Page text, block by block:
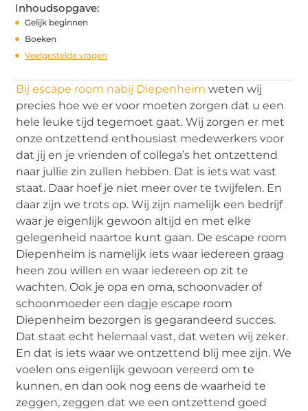
Inhoudsopgave:
Gelijk beginnen
Boeken
Veelgestelde vragen
Bij escape room nabij Diepenheimweten wij
precies hoe we er voor moeten zorgen dat u een
hele leuke tijd tegemoet gaat. Wij zorgen er met
onze ontzettend enthousiast medewerkers voor
dat jij en je vrienden of collega’s het ontzettend
naar jullie zin zullen hebben. Dat is iets wat vast
staat. Daar hoef je niet meer over te twijfelen. En
daar zijn we trots op. Wij zijn namelijk een bedrijf
waar je eigenlijk gewoon altijd en met elke
gelegenheid naartoe kunt gaan. De escape room
Diepenheim is namelijk iets waar iedereen graag
heen zou willen en waar iedereen op zit te
wachten. Ook je opa en oma, schoonvader of
schoonmoeder een dagje escape room
Diepenheim bezorgen is gegarandeerd succes.
Dat staat echt helemaal vast, dat weten wij zeker.
En dat is iets waar we ontzettend blij mee zijn. We
voelen ons eigenlijk gewoon vereerd om te
kunnen, en dan ook nog eens de waarheid te
zeggen, zeggen dat we een ontzettend goed